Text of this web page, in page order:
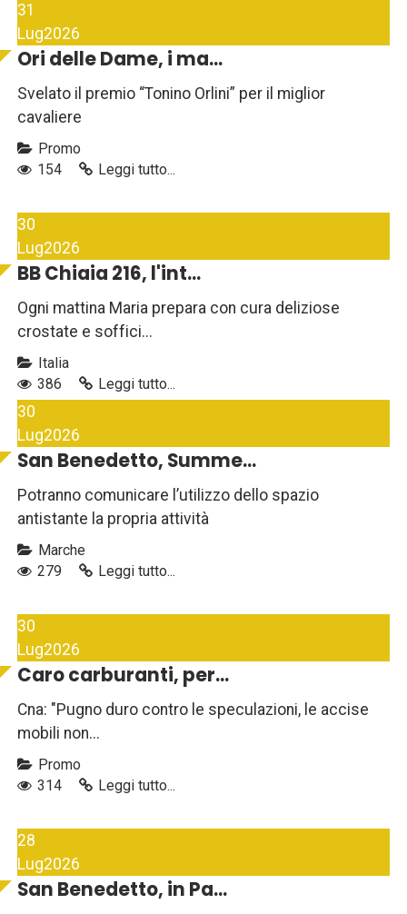
31
Lug2026
Ori delle Dame, i ma...
Svelato il premio “Tonino Orlini” per il miglior
cavaliere
Promo
154
Leggi tutto...
30
Lug2026
BB Chiaia 216, l'int...
Ogni mattina Maria prepara con cura deliziose
crostate e soffici...
Italia
386
Leggi tutto...
30
Lug2026
San Benedetto, Summe...
Potranno comunicare l’utilizzo dello spazio
antistante la propria attività
Marche
279
Leggi tutto...
30
Lug2026
Caro carburanti, per...
Cna: "Pugno duro contro le speculazioni, le accise
mobili non...
Promo
314
Leggi tutto...
28
Lug2026
San Benedetto, in Pa...